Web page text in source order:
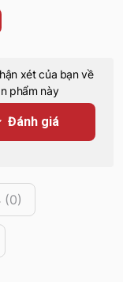
xét của bạn về
phẩm này
Đánh giá
(0)